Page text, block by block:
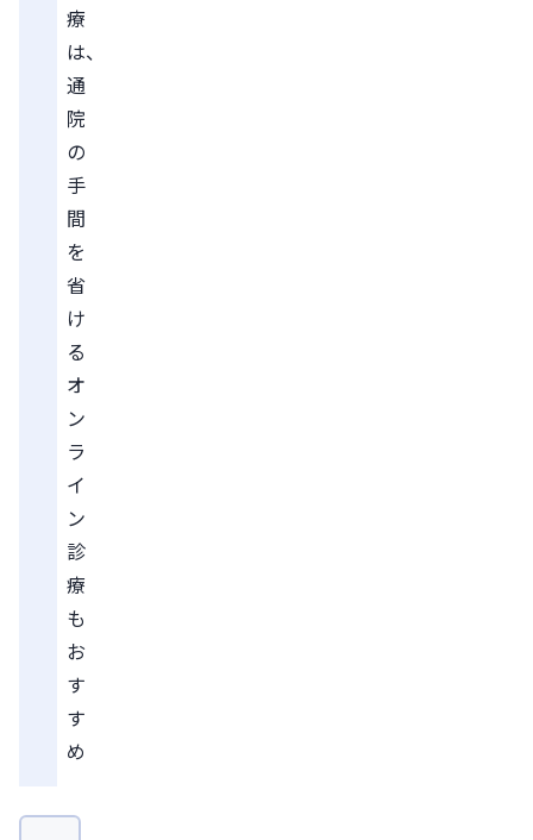
療
は、
通
院
の
手
間
を
省
け
る
オ
ン
ラ
イ
ン
診
療
も
お
す
す
め